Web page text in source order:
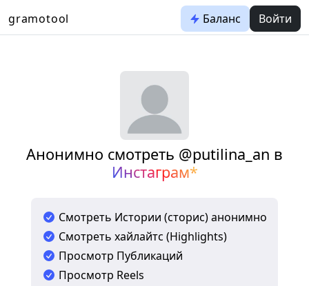
gramotool Баланс Войти
Анонимно смотреть @putilina_an в
Инстаграм*
Смотреть Истории (сторис) анонимно
Смотреть хайлайтс (Highlights)
Просмотр Публикаций
Просмотр Reels